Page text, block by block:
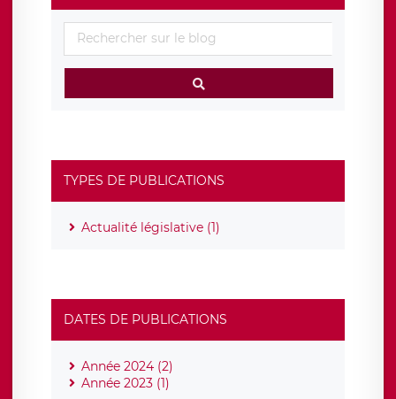
TYPES DE PUBLICATIONS
Actualité législative (1)
DATES DE PUBLICATIONS
Année 2024 (2)
Année 2023 (1)